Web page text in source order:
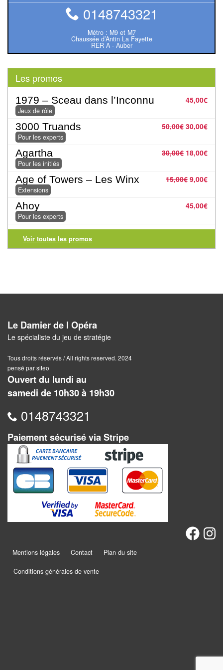
Go
Poker
Casino
Poker
Casino
Jeux
du
Monde
Awalé
Mah-
Jong
Shogi
Xiang
Qi
Nouveautés
Promotions
Chèques
Actualités
0148743321
Métro : M9 et M7
Chaussée d’Antin La Fayette
RER A - Auber
Les promos
45,00€
1979 – Sceau dans l’Inconnu
Jeux de rôle
50,00€ 30,00€
3000 Truands
Pour les experts
30,00€ 18,00€
Agartha
Pour les initiés
15,00€ 9,00€
Age of Towers – Les Winx
Extensions
45,00€
Ahoy
Pour les experts
Voir toutes les promos
Le Damier de l Opéra
Le spécialiste du jeu de stratégie
Tous droits réservés / All rights reserved. 2024
pensé par siteo
Ouvert du lundi au
samedi de 10h30 à 19h30
0148743321
Paiement sécurisé via Stripe
Mentions légales Contact Plan du site
Conditions générales de vente